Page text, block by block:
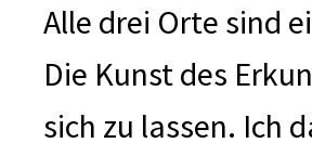
Alle drei Orte sind
Die Kunst des
sich zu lassen. Ich